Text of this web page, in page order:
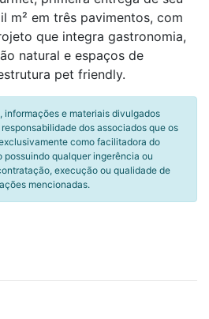
m² em três pavimentos, com
que integra gastronomia,
natural e espaços de
pet friendly.
informações e materiais divulgados
dos associados que os
como facilitadora do
qualquer ingerência ou
execução ou qualidade de
mencionadas.